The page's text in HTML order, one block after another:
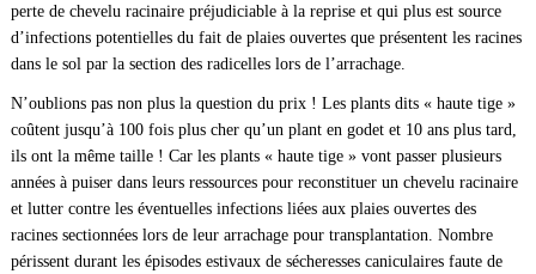
perte de chevelu racinaire préjudiciable à la reprise et qui plus est source
d’infections potentielles du fait de plaies ouvertes que présentent les racines
dans le sol par la section des radicelles lors de l’arrachage.
N’oublions pas non plus la question du prix ! Les plants dits « haute tige »
coûtent jusqu’à 100 fois plus cher qu’un plant en godet et 10 ans plus tard,
ils ont la même taille ! Car les plants « haute tige » vont passer plusieurs
années à puiser dans leurs ressources pour reconstituer un chevelu racinaire
et lutter contre les éventuelles infections liées aux plaies ouvertes des
racines sectionnées lors de leur arrachage pour transplantation. Nombre
périssent durant les épisodes estivaux de sécheresses caniculaires faute de